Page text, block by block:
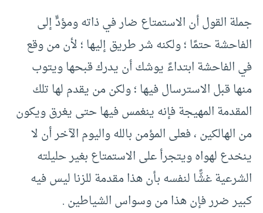
جملة القول أن الاستمتاع ضار في ذاته ومؤدٍّ إلى
الفاحشة حتمًا ؛ ولكنه شر طريق إليها ؛ لأن من وقع
في الفاحشة ابتداءً يوشك أن يدرك قبحها ويتوب
منها قبل الاسترسال فيها ؛ ولكن من يقدم لها تلك
المقدمة المهيجة فإنه ينغمس فيها حتى يغرق ويكون
من الهالكين ، فعلى المؤمن بالله واليوم الآخر أن لا
ينخدع لهواه ويتجرأ على الاستمتاع بغير حليلته
الشرعية غشًّا لنفسه بأن هذا مقدمة للزنا ليس فيه
كبير ضرر فإن هذا من وسواس الشياطين .